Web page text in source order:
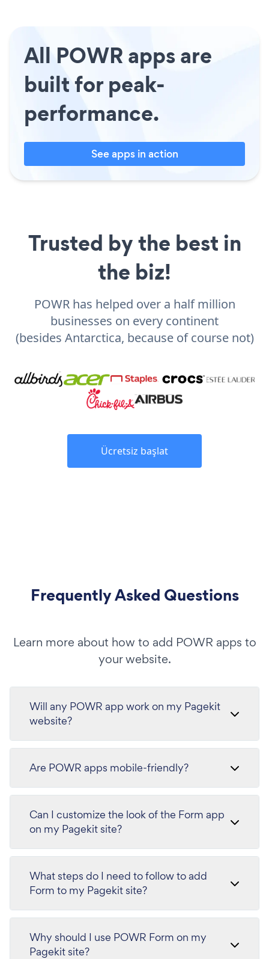
All POWR apps are
built for peak-
performance.
See apps in action
Trusted by the best in
the biz!
POWR has helped over a half million
businesses on every continent
(besides Antarctica, because of course not)
Ücretsiz başlat
Frequently Asked Questions
Learn more about how to add POWR apps to
your website.
Will any POWR app work on my Pagekit
website?
Are POWR apps mobile-friendly?
Can I customize the look of the Form app
on my Pagekit site?
What steps do I need to follow to add
Form to my Pagekit site?
Why should I use POWR Form on my
Pagekit site?